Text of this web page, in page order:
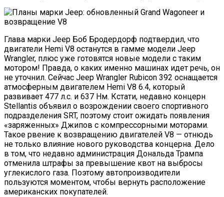
Глава марки Jeep Боб Бродердорф подтвердил, что
двигатели Hemi V8 останутся в гамме модели Jeep
Wrangler, плюс уже готовятся новые модели с таким
мотором! Правда, о каких именно машинах идет речь, он
не уточнил. Сейчас Jeep Wrangler Rubicon 392 оснащается
атмосферным двигателем Hemi V8 6.4, который
развивает 477 л.с. и 637 Нм. Кстати, недавно концерн
Stellantis объявил о возрождении своего спортивного
подразделения SRT, поэтому стоит ожидать появления
«заряженных» Джипов с компрессорными моторами.
Такое рвение к возвращению двигателей V8 — отнюдь
не только влияние нового руководства концерна. Дело
в том, что недавно администрация Дональда Трампа
отменила штрафы за превышение квот на выбросы
углекислого газа. Поэтому автопроизводители
пользуются моментом, чтобы вернуть расположение
американских покупателей.